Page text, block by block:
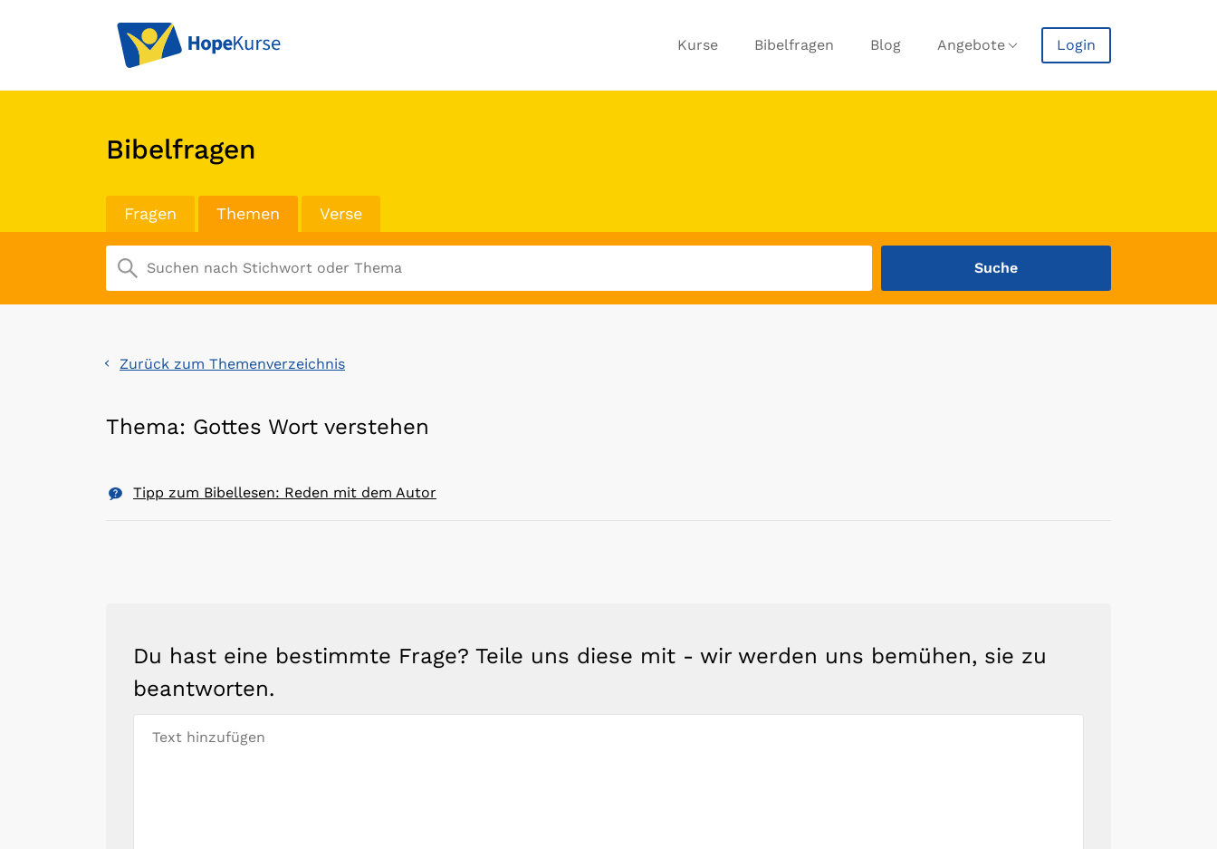
Kurse Bibelfragen Blog Angebote Login
Bibelfragen
Fragen Themen Verse
Zurück zum Themenverzeichnis
Thema: Gottes Wort verstehen
Tipp zum Bibellesen: Reden mit dem Autor
Du hast eine bestimmte Frage? Teile uns diese mit - wir werden uns bemühen, sie zu
beantworten.